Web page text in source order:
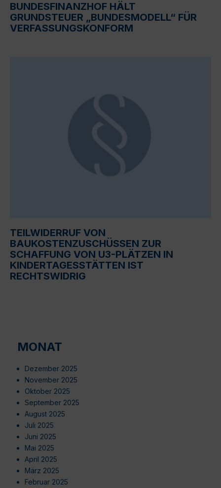
BUNDESFINANZHOF HÄLT
GRUNDSTEUER „BUNDESMODELL“ FÜR
VERFASSUNGSKONFORM
TEILWIDERRUF VON
BAUKOSTENZUSCHÜSSEN ZUR
SCHAFFUNG VON U3-PLÄTZEN IN
KINDERTAGESSTÄTTEN IST
RECHTSWIDRIG
MONAT
Dezember 2025
November 2025
Oktober 2025
September 2025
August 2025
Juli 2025
Juni 2025
Mai 2025
April 2025
März 2025
Februar 2025